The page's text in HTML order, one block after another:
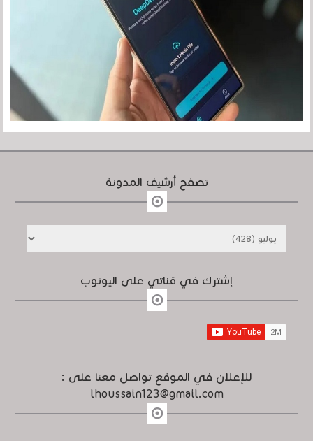
تصفح أرشيف المدونة
إشترك في قناتي على اليوتوب
للإعلان في الموقع تواصل معنا على :
lhoussain123@gmail.com